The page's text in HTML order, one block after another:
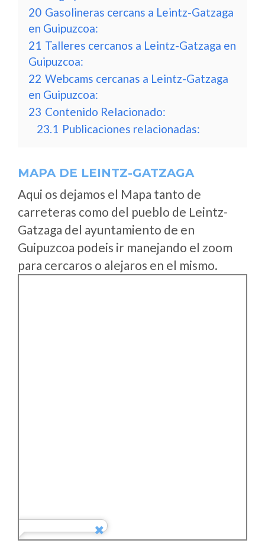
20 Gasolineras cercans a Leintz-Gatzaga
en Guipuzcoa:
21 Talleres cercanos a Leintz-Gatzaga en
Guipuzcoa:
22 Webcams cercanas a Leintz-Gatzaga
en Guipuzcoa:
23 Contenido Relacionado:
23.1 Publicaciones relacionadas:
MAPA DE LEINTZ-GATZAGA
Aqui os dejamos el Mapa tanto de
carreteras como del pueblo de Leintz-
Gatzaga del ayuntamiento de en
Guipuzcoa podeis ir manejando el zoom
para cercaros o alejaros en el mismo.